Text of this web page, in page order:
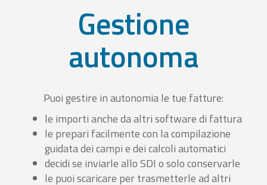
Gestione
autonoma
Puoi gestire in autonomia le tue fatture:
le importi anche da altri software di fattura
le prepari facilmente con la compilazione
guidata dei campi e dei calcoli automatici
decidi se inviarle allo SDI o solo conservarle
le puoi scaricare per trasmetterle ad altri